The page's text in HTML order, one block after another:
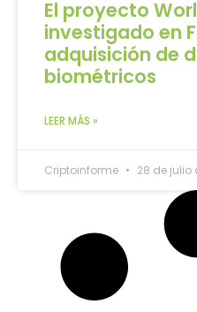
El proyecto
investigado en
adquisición de
biométricos
LEER MÁS »
Criptoinforme 28 de julio